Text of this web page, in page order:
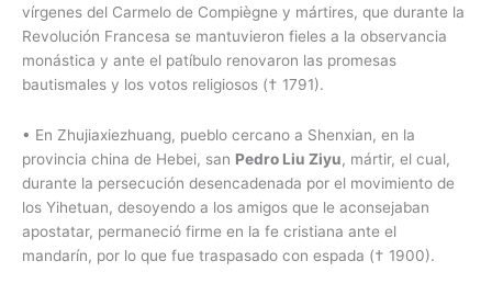
vírgenes del Carmelo de Compiègne y mártires, que durante la
Revolución Francesa se mantuvieron fieles a la observancia
monástica y ante el patíbulo renovaron las promesas
bautismales y los votos religiosos († 1791).
• En Zhujiaxiezhuang, pueblo cercano a Shenxian, en la
provincia china de Hebei, san Pedro Liu Ziyu, mártir, el cual,
durante la persecución desencadenada por el movimiento de
los Yihetuan, desoyendo a los amigos que le aconsejaban
apostatar, permaneció firme en la fe cristiana ante el
mandarín, por lo que fue traspasado con espada († 1900).